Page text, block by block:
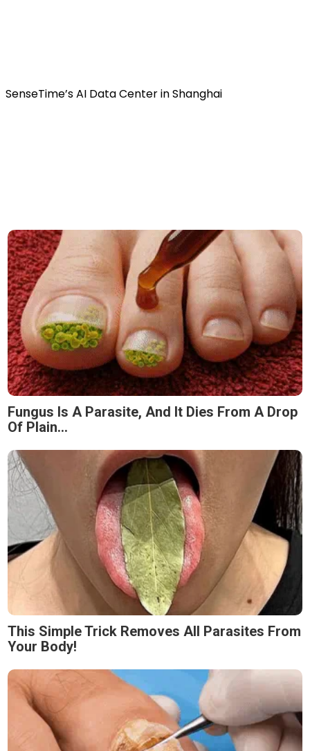
SenseTime’s AI Data Center in Shanghai
Fungus Is A Parasite, And It Dies From A Drop
Of Plain...
This Simple Trick Removes All Parasites From
Your Body!